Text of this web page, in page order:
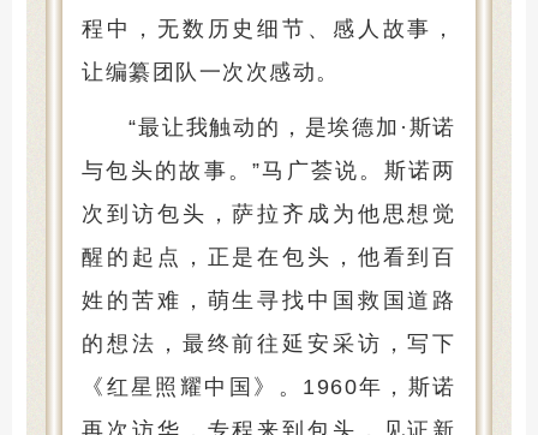
程中，无数历史细节、感人故事，
让编纂团队一次次感动。
“最让我触动的，是埃德加·斯诺
与包头的故事。”马广荟说。斯诺两
次到访包头，萨拉齐成为他思想觉
醒的起点，正是在包头，他看到百
姓的苦难，萌生寻找中国救国道路
的想法，最终前往延安采访，写下
《红星照耀中国》。1960年，斯诺
再次访华，专程来到包头，见证新